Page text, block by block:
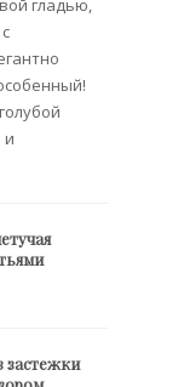
гладью,
и
застежки